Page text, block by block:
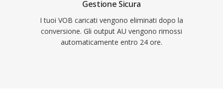
Gestione Sicura
I tuoi VOB caricati vengono eliminati dopo la
conversione. Gli output AU vengono rimossi
automaticamente entro 24 ore.